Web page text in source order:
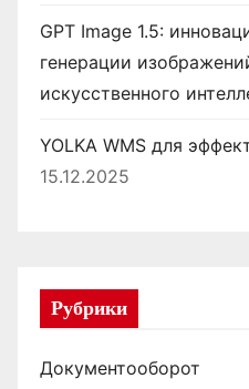
GPT Image 1.5:
генерации
искусственного
YOLKA WMS для
15.12.2025
Рубрики
Документооборот